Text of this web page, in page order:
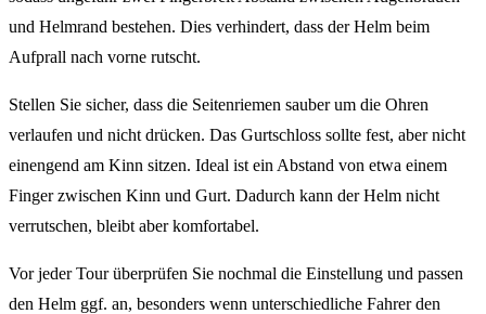
und Helmrand bestehen. Dies verhindert, dass der Helm beim
Aufprall nach vorne rutscht.
Stellen Sie sicher, dass die Seitenriemen sauber um die Ohren
verlaufen und nicht drücken. Das Gurtschloss sollte fest, aber nicht
einengend am Kinn sitzen. Ideal ist ein Abstand von etwa einem
Finger zwischen Kinn und Gurt. Dadurch kann der Helm nicht
verrutschen, bleibt aber komfortabel.
Vor jeder Tour überprüfen Sie nochmal die Einstellung und passen
den Helm ggf. an, besonders wenn unterschiedliche Fahrer den